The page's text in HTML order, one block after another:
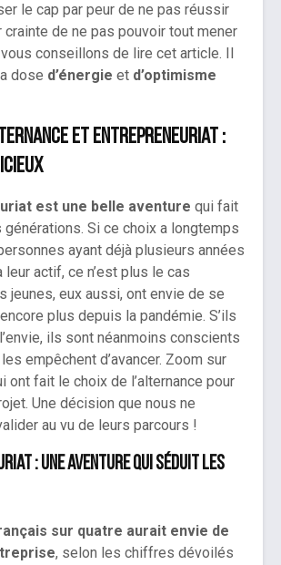
le cap par peur de ne pas réussir
crainte de ne pas pouvoir tout mener
conseillons de lire cet article. Il
dose d’énergie et d’optimisme
et entrepreneuriat :
est une belle aventure qui fait
Si ce choix a longtemps
ayant déjà plusieurs années
leur actif, ce n’est plus le cas
jeunes, eux aussi, ont envie de se
plus depuis la pandémie. S’ils
ils sont néanmoins conscients
empêchent d’avancer. Zoom sur
ont fait le choix de l’alternance pour
Une décision que nous ne
au vu de leurs parcours !
: une aventure qui séduit les
sur quatre aurait envie de
, selon les chiffres dévoilés